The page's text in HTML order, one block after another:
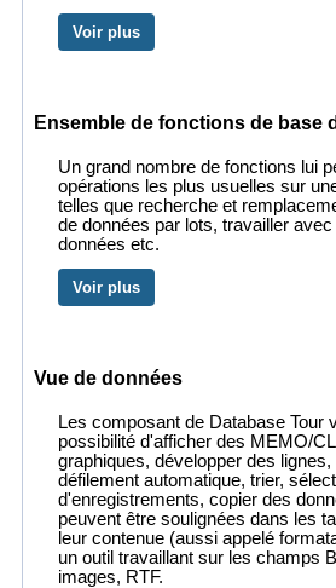
Voir plus
Ensemble de fonctions de base
Un grand nombre de fonctions lui
opérations les plus usuelles sur
telles que recherche et
de données par lots, travailler
données etc.
Voir plus
Vue de données
Les composant de Database Tour
possibilité d'afficher des MEMO/
graphiques, développer des lignes,
défilement automatique, trier,
d'enregistrements, copier des
peuvent être soulignées dans les
leur contenue (aussi appelé
un outil travaillant sur les champs
images, RTF.